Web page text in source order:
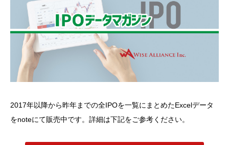
2017年以降から昨年までの全IPOを一覧にまとめたExcelデータ
をnoteにて販売中です。詳細は下記をご参考ください。